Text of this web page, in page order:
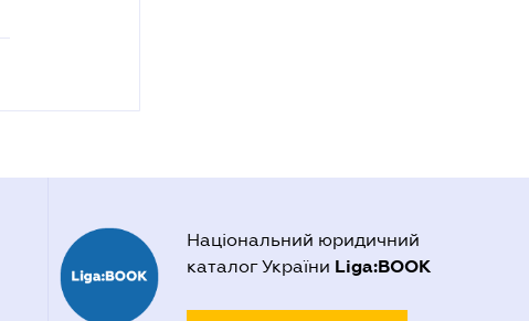
Національний юридичний
каталог України Liga:BOOK